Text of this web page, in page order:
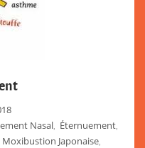
Nasal Éternuement
Moxibustion Japonaise